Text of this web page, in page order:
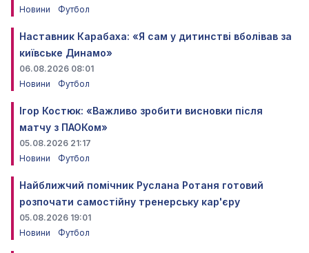
Новини
Футбол
Наставник Карабаха: «Я сам у дитинстві вболівав за
київське Динамо»
06.08.2026 08:01
Новини
Футбол
Ігор Костюк: «Важливо зробити висновки після
матчу з ПАОКом»
05.08.2026 21:17
Новини
Футбол
Найближчий помічник Руслана Ротаня готовий
розпочати самостійну тренерську кар'єру
05.08.2026 19:01
Новини
Футбол